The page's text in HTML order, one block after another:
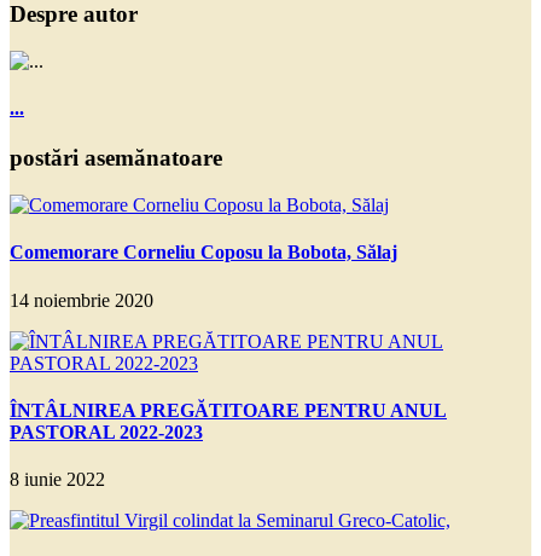
Despre autor
...
postări asemănatoare
Comemorare Corneliu Coposu la Bobota, Sălaj
14 noiembrie 2020
ÎNTÂLNIREA PREGĂTITOARE PENTRU ANUL
PASTORAL 2022-2023
8 iunie 2022